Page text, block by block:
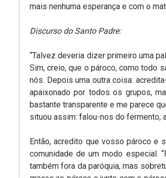
mais nenhuma esperança e com o
Discurso do Santo Padre:
“Talvez deveria dizer primeiro uma
Sim, creio, que o pároco, como todo
nós. Depois uma outra coisa:
apaixonado por todos os grupos,
bastante transparente e me parece
situou assim: falou-nos do fermento,
Então, acredito que vosso pároco e
comunidade de um modo especial.
também fora da paróquia, mas